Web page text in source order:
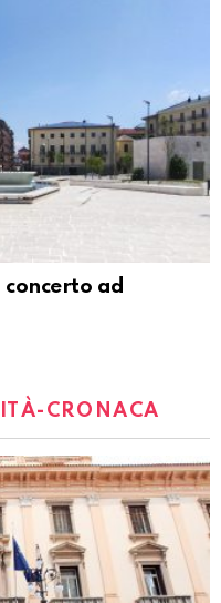
concerto ad
CRONACA